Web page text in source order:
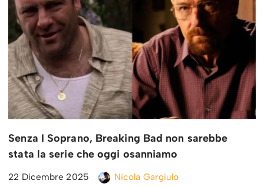
Senza I Soprano, Breaking Bad non sarebbe
stata la serie che oggi osanniamo
22 Dicembre 2025 Nicola Gargiulo